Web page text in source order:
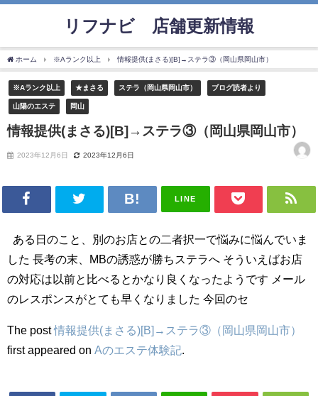
リフナビ®店舗更新情報
ホーム ※Aランク以上 情報提供(まさる)[B]→ステラ③（岡山県岡山市）
※Aランク以上 ★まさる ステラ（岡山県岡山市） ブログ読者より
山陽のエステ 岡山
情報提供(まさる)[B]→ステラ③（岡山県岡山市）
2023年12月6日 2023年12月6日
LINE
ある日のこと、別のお店との二者択一で悩みに悩んでいま
した 長考の末、MBの誘惑が勝ちステラへ そういえばお店
の対応は以前と比べるとかなり良くなったようです メール
のレスポンスがとても早くなりました 今回のセ
The post情報提供(まさる)[B]→ステラ③（岡山県岡山市）
first appeared on Aのエステ体験記